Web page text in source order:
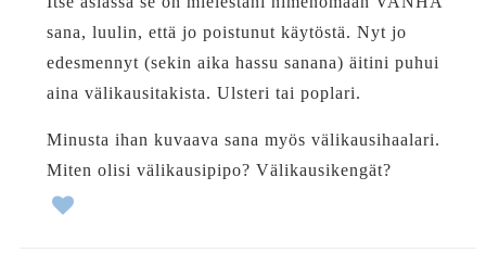
sana, luulin, että jo poistunut käytöstä. Nyt jo
edesmennyt (sekin aika hassu sanana) äitini puhui
aina välikausitakista. Ulsteri tai poplari.
Minusta ihan kuvaava sana myös välikausihaalari.
Miten olisi välikausipipo? Välikausikengät?